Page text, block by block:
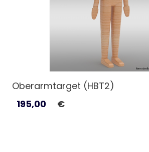
Oberarmtarget (HBT2)
195,00
€